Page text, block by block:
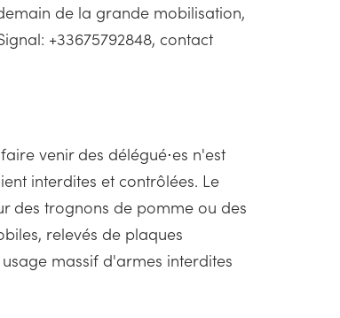
de la grande mobilisation,
+33675792848, contact
venir des délégué⋅es n'est
interdites et contrôlées. Le
des trognons de pomme ou des
relevés de plaques
massif d'armes interdites